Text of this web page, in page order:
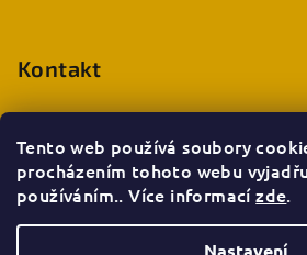
Tento web používá soubory
procházením tohoto webu
používáním.. Více informacízde.
Nastavení
Kontakt
eshop.info@deccabulla.cz
+420 735 026 980